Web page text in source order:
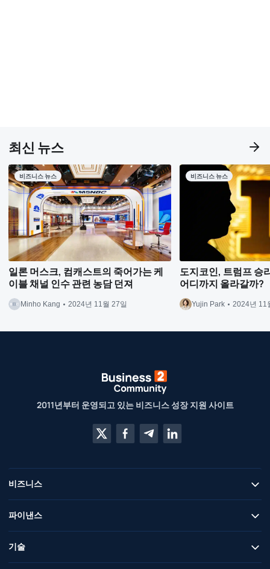
최신 뉴스
일론 머스크, 컴캐스트의 죽어가는 케
이블 채널 인수 관련 농담 던져
Minho Kang 2024년 11월 27일
비즈니스 뉴스
도지코인, 트럼프 승
어디까지 올라갈까?
Yujin Park 2024년 11
비즈니스 뉴스
2011년부터 운영되고 있는 비즈니스 성장 지원 사이트
비즈니스
파이낸스
기술